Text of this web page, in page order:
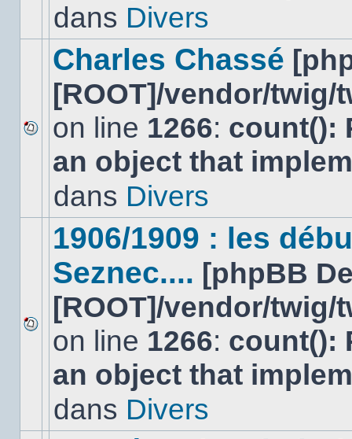
dansdans Divers
Aucun
nouveau
message
Charles Chassé
[ROOT]/vendor/
on line 1266: count():
an object that
dans Divers
Aucun
nouveau
message
non-
dans
1906/1909 : les
Seznec.... [phpBB
[ROOT]/vendor/
on line 1266: count():
an object that
dans Divers